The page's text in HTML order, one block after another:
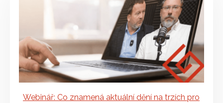
Webinář: Co znamená aktuální dění na trzích pro